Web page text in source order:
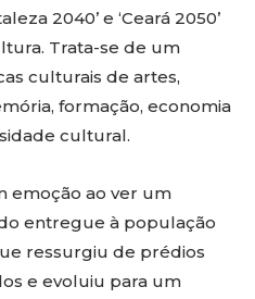
2040’ e ‘Ceará 2050’
Trata-se de um
culturais de artes,
formação, economia
cultural.
emoção ao ver um
entregue à população
ressurgiu de prédios
e evoluiu para um